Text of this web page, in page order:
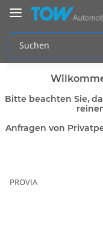
Bitte beachten Sie,
Anfragen von
PROVIA